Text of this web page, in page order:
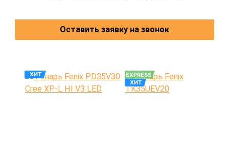
Оставить заявку на звонок
ХИТ
EXPRESS
ХИТ